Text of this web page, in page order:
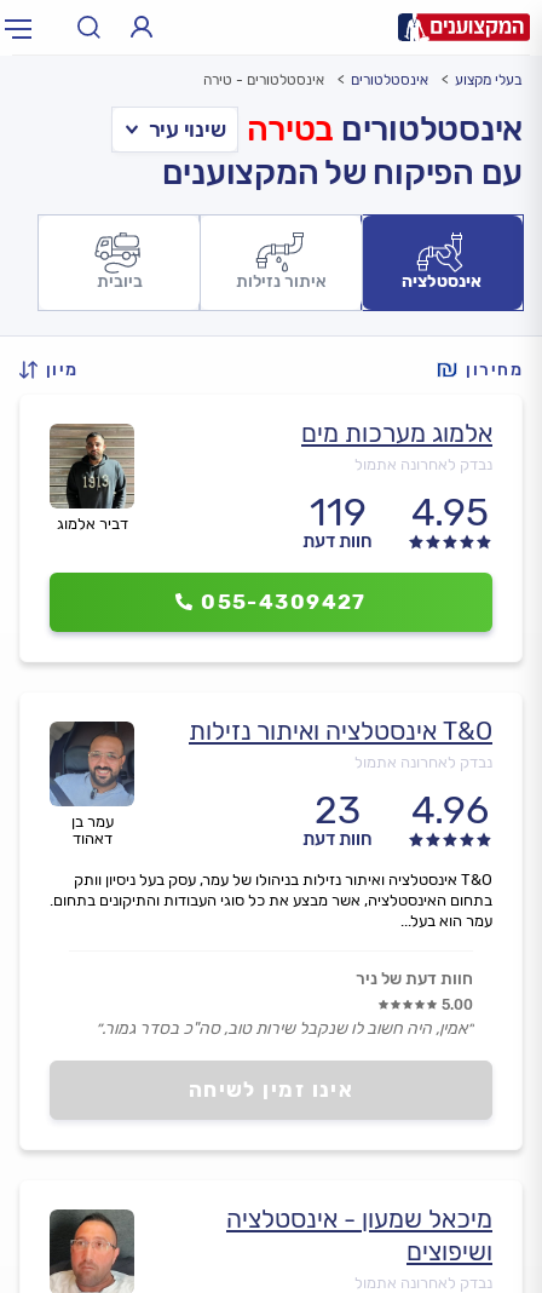
עירעיר: תל אביב, חיפה…
בעלי מקצוע אינסטלטורים אינסטלטורים - טירה
אינסטלטורים בטירה
עם הפיקוח של המקצוענים
אינסטלציה איתור נזילות ביובית
מחירון מיון
דביר אלמוג
אלמוג מערכות מים
נבדק לאחרונה אתמול
4.95
119
חוות דעת
055-4309427
עמר בן
דאהוד
T&O אינסטלציה ואיתור נזילות
נבדק לאחרונה אתמול
4.96
23
חוות דעת
אינו זמין לשיחה
T&O אינסטלציה ואיתור נזילות בניהולו של עמר, עסק בעל ניסיון וותק
בתחום האינסטלציה, אשר מבצע את כל סוגי העבודות והתיקונים בתחום.
עמר הוא בעל...
חוות דעת של ניר
5.00
״אמין, היה חשוב לו שנקבל שירות טוב, סה"כ בסדר גמור.״
מיכאל שמעון - אינסטלציה
ושיפוצים
נבדק לאחרונה אתמול